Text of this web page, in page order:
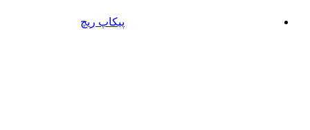
پیکاپ ریچ